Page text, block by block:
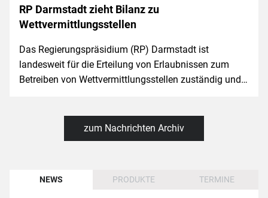
RP Darmstadt zieht Bilanz zu
Wettvermittlungsstellen
Das Regierungspräsidium (RP) Darmstadt ist
landesweit für die Erteilung von Erlaubnissen zum
Betreiben von Wettvermittlungsstellen zuständig und…
zum Nachrichten Archiv
NEWS PRODUKTE TERMINE